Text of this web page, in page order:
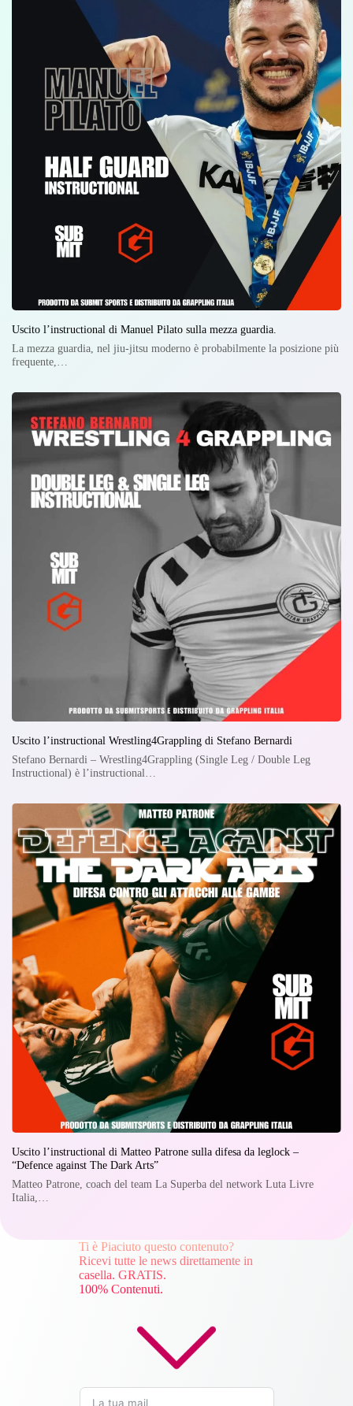
Uscito l’instructional di Manuel Pilato sulla mezza guardia.
La mezza guardia, nel jiu-jitsu moderno è probabilmente la posizione più
frequente,…
Uscito l’instructional Wrestling4Grappling di Stefano Bernardi
Stefano Bernardi – Wrestling4Grappling (Single Leg / Double Leg
Instructional) è l’instructional…
Uscito l’instructional di Matteo Patrone sulla difesa da leglock –
“Defence against The Dark Arts”
Matteo Patrone, coach del team La Superba del network Luta Livre
Italia,…
Ti è Piaciuto questo contenuto?
Ricevi tutte le news direttamente in
casella. GRATIS.
100% Contenuti.